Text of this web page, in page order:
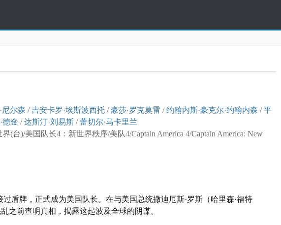
尼尔森 /吉安卡罗·埃斯波西托 /豪莎·罗克莫雷 /约翰内斯·豪克尔·约翰内森 /平
德金 /达斯汀·刘易斯 /蕾切尔·马卡里兰
(台)/美国队长4：新世界秩序/美队4/Captain America 4/Captain America: New
盾牌，正式成为美国队长。在与美国总统撒迪厄斯·罗斯（哈里森·福特
之前查明真相，揭露这起波及全球的阴谋。